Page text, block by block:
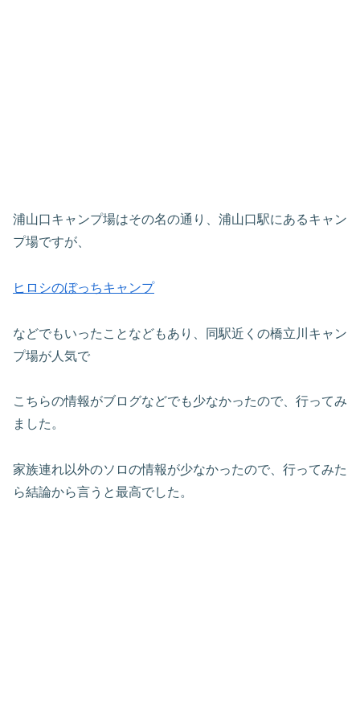
浦山口キャンプ場はその名の通り、浦山口駅にあるキャン
プ場ですが、
ヒロシのぼっちキャンプ
などでもいったことなどもあり、同駅近くの橋立川キャン
プ場が人気で
こちらの情報がブログなどでも少なかったので、行ってみ
ました。
家族連れ以外のソロの情報が少なかったので、行ってみた
ら結論から言うと最高でした。